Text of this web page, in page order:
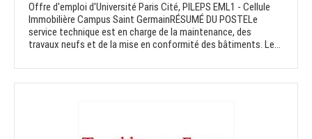
Offre d'emploi d'Université Paris Cité, PILEPS EML1 - Cellule
Immobilière Campus Saint GermainRÉSUMÉ DU POSTELe
service technique est en charge de la maintenance, des
travaux neufs et de la mise en conformité des bâtiments. Le...